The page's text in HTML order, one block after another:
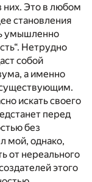
них. Это в любом
становления
умышленно
Нетрудно
собой
а именно
искать своего
перед
без
мой, однако,
от нереального
этого